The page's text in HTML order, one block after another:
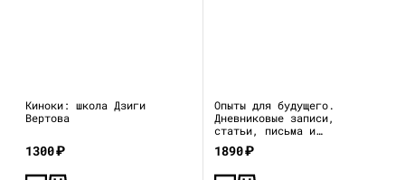
Киноки: школа Дзиги
Вертова
1300₽
Опыты для будущего.
Дневниковые записи,
статьи, письма и
воспоминания
1890₽